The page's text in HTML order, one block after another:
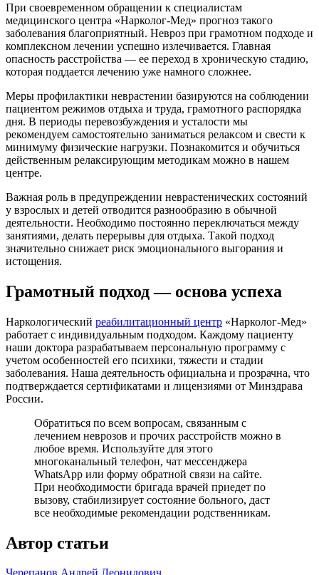
При своевременном обращении к специалистам
медицинского центра «Нарколог-Мед» прогноз такого
заболевания благоприятный. Невроз при грамотном подходе и
комплексном лечении успешно излечивается. Главная
опасность расстройства — ее переход в хроническую стадию,
которая поддается лечению уже намного сложнее.
Меры профилактики неврастении базируются на соблюдении
пациентом режимов отдыха и труда, грамотного распорядка
дня. В периоды перевозбуждения и усталости мы
рекомендуем самостоятельно заниматься релаксом и свести к
минимуму физические нагрузки. Познакомится и обучиться
действенным релаксирующим методикам можно в нашем
центре.
Важная роль в предупреждении неврастенических состояний
у взрослых и детей отводится разнообразию в обычной
деятельности. Необходимо постоянно переключаться между
занятиями, делать перерывы для отдыха. Такой подход
значительно снижает риск эмоционального выгорания и
истощения.
Грамотный подход — основа успеха
Наркологический реабилитационный центр «Нарколог-Мед»
работает с индивидуальным подходом. Каждому пациенту
наши доктора разрабатываем персональную программу с
учетом особенностей его психики, тяжести и стадии
заболевания. Наша деятельность официальна и прозрачна, что
подтверждается сертификатами и лицензиями от Минздрава
России.
Обратиться по всем вопросам, связанным с
лечением неврозов и прочих расстройств можно в
любое время. Используйте для этого
многоканальный телефон, чат мессенджера
WhatsApp или форму обратной связи на сайте.
При необходимости бригада врачей приедет по
вызову, стабилизирует состояние больного, даст
все необходимые рекомендации родственникам.
Автор статьи